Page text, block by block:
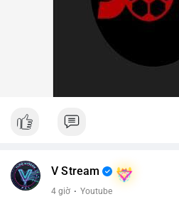
V Stream
4 giờ · Youtube